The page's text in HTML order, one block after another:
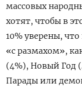
массовых
хотят, чтобы в
10% уверены,
«с размахом»,
(4%), Новый Год
Парады или